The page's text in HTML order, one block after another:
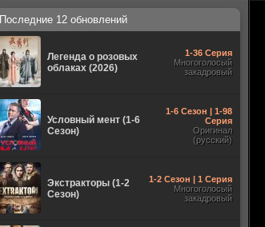
Последние 12 обновлений
Легенда о розовых
облаках (2026)
1-36 Серия
Многоголосый
закадровый
Условный мент (1-6
Сезон)
1-6 Сезон | 1-98
Серия
Оригинал
(русский)
Экстракторы (1-2
Сезон)
1-2 Сезон | 1 Серия
Многоголосый
закадровый